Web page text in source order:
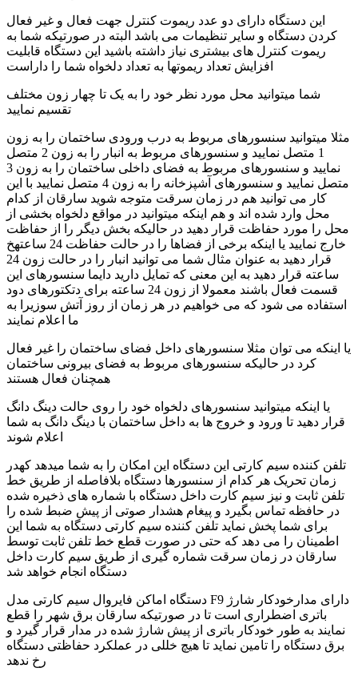
این دستگاه دارای دو عدد ریموت کنترل جهت فعال و غیر فعال
کردن دستگاه و سایر تنظیمات می باشد البته در صورتیکه شما به
ریموت کنترل های بیشتری نیاز داشته باشید این دستگاه قابلیت
افزایش تعداد ریموتها به تعداد دلخواه شما را داراست
شما میتوانید محل مورد نظر خود را به یک تا چهار زون مختلف
تقسیم نمایید
مثلا میتوانید سنسورهای مربوط به درب ورودی ساختمان را به زون
1 متصل نمایید و سنسورهای مربوط به انبار را به زون 2 متصل
نمایید و سنسورهای مربوط به فضای داخلی ساختمان را به زون 3
متصل نمایید و سنسورهای آشپزخانه را به زون 4 متصل نمایید با این
کار می توانید هم در زمان سرقت متوجه شوید سارقان از کدام
محل وارد شده اند و هم اینکه میتوانید در مواقع دلخواه بخشی از
محل را مورد حفاظت قرار دهید در حالیکه بخش دیگر را از حفاظت
خارج نمایید یا اینکه برخی از فضاها را در حالت حفاظت 24 ساعتهخ
قرار دهید به عنوان مثال شما می توانید انبار را در حالت زون 24
ساعته قرار دهید به این معنی که تمایل دارید دایما سنسورهای این
قسمت فعال باشند معمولا از زون 24 ساعته برای دتکتورهای دود
استفاده می شود که می خواهیم در هر زمان از روز آتش سوزیرا به
ما اعلام نمایند
یا اینکه می توان مثلا سنسورهای داخل فضای ساختمان را غیر فعال
کرد در حالیکه سنسورهای مربوط به فضای بیرونی ساختمان
همچنان فعال هستند
یا اینکه میتوانید سنسورهای دلخواه خود را روی حالت دینگ دانگ
قرار دهید تا ورود و خروج ها به داخل ساختمان با دینگ دانگ به شما
اعلام شوند
تلفن کننده سیم کارتی این دستگاه این امکان را به شما میدهد کهدر
زمان تحریک هر کدام از سنسورها دستگاه بلافاصله از طریق خط
تلفن ثابت و نیز سیم کارت داخل دستگاه با شماره های ذخیره شده
در حافظه تماس بگیرد و پیغام هشدار صوتی از پیش ضبط شده را
برای شما پخش نماید تلفن کننده سیم کارتی دستگاه به شما این
اطمینان را می دهد که حتی در صورت قطع خط تلفن ثابت توسط
سارقان در زمان سرقت شماره گیری از طریق سیم کارت داخل
دستگاه انجام خواهد شد
دستگاه اماکن فایروال سیم کارتی مدل F9 دارای مدارخودکار شارژ
باتری اضطراری است تا در صورتیکه سارقان برق شهر را قطع
نمایند به طور خودکار باتری از پیش شارژ شده در مدار قرار گیرد و
برق دستگاه را تامین نماید تا هیچ خللی در عملکرد حفاظتی دستگاه
رخ ندهد